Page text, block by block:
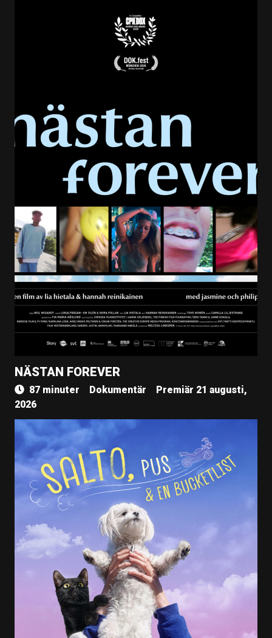
NÄSTAN FOREVER
87 minuter Dokumentär
Premiär 21 augusti,
2026